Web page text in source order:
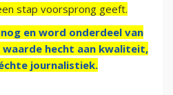
stap voorsprong geeft.
en word onderdeel van
waarde hecht aan kwaliteit,
journalistiek.